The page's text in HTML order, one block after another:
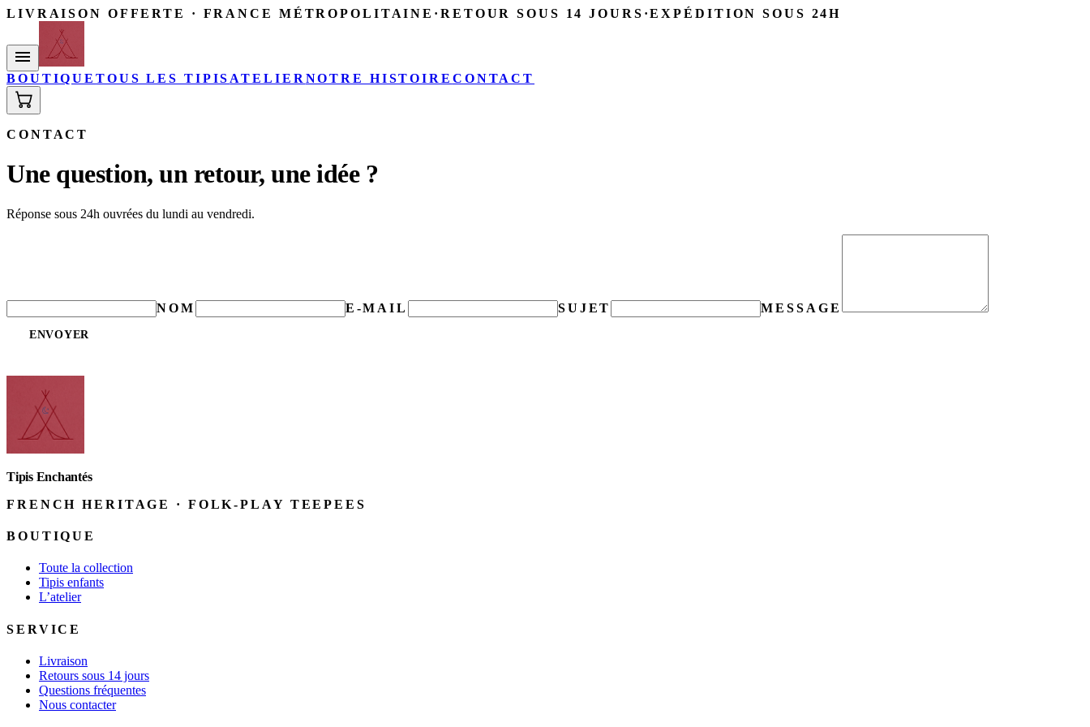
LIVRAISON OFFERTE · FRANCE MÉTROPOLITAINE · RETOUR SOUS 14 JOURS ·EXPÉDITION SOUS 24H
BOUTIQUETOUS LES TIPIS ATELIER NOTRE HISTOIRE CONTACT
CONTACT
Une question, un retour, une idée ?
Réponse sous 24h ouvrées du lundi au vendredi.
NOM E-MAIL SUJET MESSAGE
ENVOYER
Tipis Enchantés
FRENCH HERITAGE · FOLK-PLAY TEEPEES
BOUTIQUE
Toute la collection
Tipis enfants
L’atelier
SERVICE
Livraison
Retours sous 14 jours
Questions fréquentes
Nous contacter